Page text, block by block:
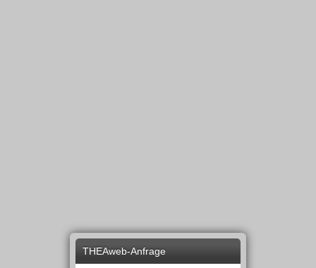
THEAweb-Anfrage